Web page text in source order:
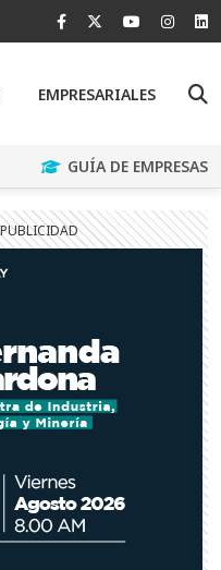
EMPRESARIALES
GUÍA DE EMPRESAS